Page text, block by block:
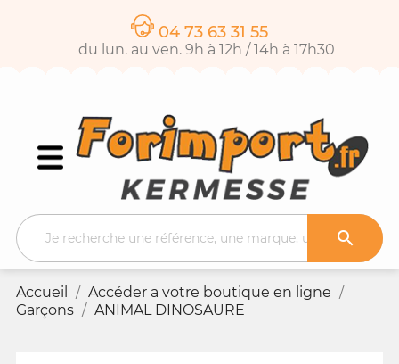
04 73 63 31 55
du lun. au ven. 9h à 12h / 14h à 17h30

Accueil
Accéder a votre boutique en ligne
Garçons
ANIMAL DINOSAURE